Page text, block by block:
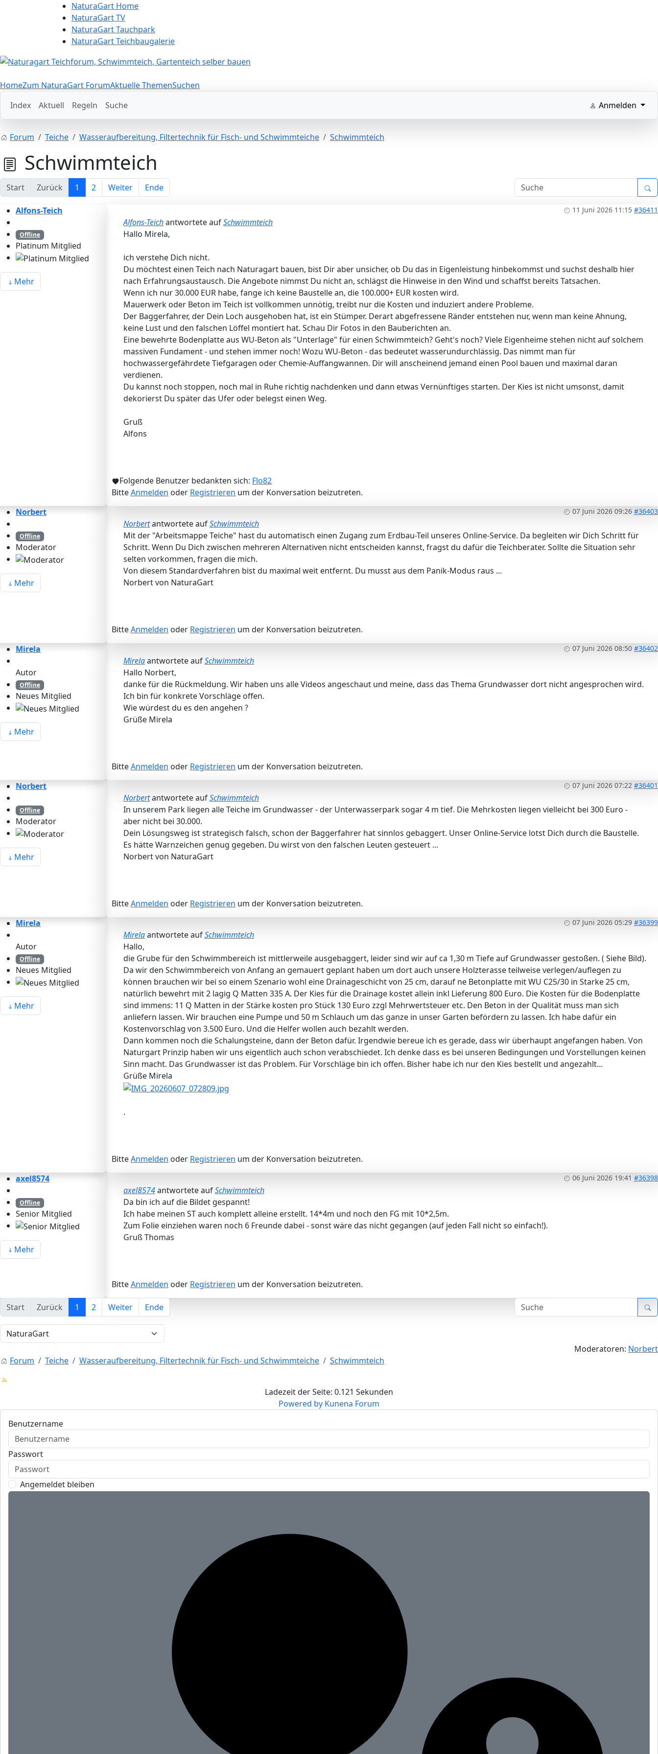
NaturaGart Home
NaturaGart TV
NaturaGart Tauchpark
NaturaGart Teichbaugalerie
HomeZum NaturaGart ForumAktuelle ThemenSuchen
Index
Aktuell Regeln Suche Anmelden
Forum Teiche Wasseraufbereitung, Filtertechnik für Fisch- und Schwimmteiche Schwimmteich
Schwimmteich
Start Zurück 1 2 Weiter Ende
Alfons-Teich
Offline
Platinum Mitglied
Mehr
11 Juni 2026 11:15 #36411
Alfons-Teichantwortete aufSchwimmteich
Hallo Mirela,
ich verstehe Dich nicht.
Du möchtest einen Teich nach Naturagart bauen, bist Dir aber unsicher, ob Du das in Eigenleistung hinbekommst und suchst deshalb hier
nach Erfahrungsaustausch. Die Angebote nimmst Du nicht an, schlägst die Hinweise in den Wind und schaffst bereits Tatsachen.
Wenn ich nur 30.000 EUR habe, fange ich keine Baustelle an, die 100.000+ EUR kosten wird.
Mauerwerk oder Beton im Teich ist vollkommen unnötig, treibt nur die Kosten und induziert andere Probleme.
Der Baggerfahrer, der Dein Loch ausgehoben hat, ist ein Stümper. Derart abgefressene Ränder entstehen nur, wenn man keine Ahnung,
keine Lust und den falschen Löffel montiert hat. Schau Dir Fotos in den Bauberichten an.
Eine bewehrte Bodenplatte aus WU-Beton als "Unterlage" für einen Schwimmteich? Geht's noch? Viele Eigenheime stehen nicht auf solchem
massiven Fundament - und stehen immer noch! Wozu WU-Beton - das bedeutet wasserundurchlässig. Das nimmt man für
hochwassergefährdete Tiefgaragen oder Chemie-Auffangwannen. Dir will anscheinend jemand einen Pool bauen und maximal daran
verdienen.
Du kannst noch stoppen, noch mal in Ruhe richtig nachdenken und dann etwas Vernünftiges starten. Der Kies ist nicht umsonst, damit
dekorierst Du später das Ufer oder belegst einen Weg.
Gruß
Alfons
Folgende Benutzer bedankten sich: Flo82
BitteAnmelden oder Registrieren um der Konversation beizutreten.
Norbert
Offline
Moderator
Mehr
07 Juni 2026 09:26 #36403
Norbertantwortete aufSchwimmteich
Mit der "Arbeitsmappe Teiche" hast du automatisch einen Zugang zum Erdbau-Teil unseres Online-Service. Da begleiten wir Dich Schritt für
Schritt. Wenn Du Dich zwischen mehreren Alternativen nicht entscheiden kannst, fragst du dafür die Teichberater. Sollte die Situation sehr
selten vorkommen, fragen die mich.
Von diesem Standardverfahren bist du maximal weit entfernt. Du musst aus dem Panik-Modus raus ...
Norbert von NaturaGart
BitteAnmelden oder Registrieren um der Konversation beizutreten.
Mirela
Autor
Offline
Neues Mitglied
Mehr
07 Juni 2026 08:50 #36402
Mirelaantwortete aufSchwimmteich
Hallo Norbert,
danke für die Rückmeldung. Wir haben uns alle Videos angeschaut und meine, dass das Thema Grundwasser dort nicht angesprochen wird.
Ich bin für konkrete Vorschläge offen.
Wie würdest du es den angehen ?
Grüße Mirela
BitteAnmelden oder Registrieren um der Konversation beizutreten.
Norbert
Offline
Moderator
Mehr
07 Juni 2026 07:22 #36401
Norbertantwortete aufSchwimmteich
In unserem Park liegen alle Teiche im Grundwasser - der Unterwasserpark sogar 4 m tief. Die Mehrkosten liegen vielleicht bei 300 Euro -
aber nicht bei 30.000.
Dein Lösungsweg ist strategisch falsch, schon der Baggerfahrer hat sinnlos gebaggert. Unser Online-Service lotst Dich durch die Baustelle.
Es hätte Warnzeichen genug gegeben. Du wirst von den falschen Leuten gesteuert ...
Norbert von NaturaGart
BitteAnmelden oder Registrieren um der Konversation beizutreten.
Mirela
Autor
Offline
Neues Mitglied
Mehr
07 Juni 2026 05:29 #36399
Mirelaantwortete aufSchwimmteich
Hallo,
die Grube für den Schwimmbereich ist mittlerweile ausgebaggert, leider sind wir auf ca 1,30 m Tiefe auf Grundwasser gestoßen. ( Siehe Bild).
Da wir den Schwimmbereich von Anfang an gemauert geplant haben um dort auch unsere Holzterasse teilweise verlegen/auflegen zu
können brauchen wir bei so einem Szenario wohl eine Drainageschicht von 25 cm, darauf ne Betonplatte mit WU C25/30 in Starke 25 cm,
natürlich bewehrt mit 2 lagig Q Matten 335 A. Der Kies für die Drainage kostet allein inkl Lieferung 800 Euro. Die Kosten für die Bodenplatte
sind immens: 11 Q Matten in der Stärke kosten pro Stück 130 Euro zzgl Mehrwertsteuer etc. Den Beton in der Qualität muss man sich
anliefern lassen. Wir brauchen eine Pumpe und 50 m Schlauch um das ganze in unser Garten befördern zu lassen. Ich habe dafür ein
Kostenvorschlag von 3.500 Euro. Und die Helfer wollen auch bezahlt werden.
Dann kommen noch die Schalungsteine, dann der Beton dafür. Irgendwie bereue ich es gerade, dass wir überhaupt angefangen haben. Von
Naturgart Prinzip haben wir uns eigentlich auch schon verabschiedet. Ich denke dass es bei unseren Bedingungen und Vorstellungen keinen
Sinn macht. Das Grundwasser ist das Problem. Für Vorschläge bin ich offen. Bisher habe ich nur den Kies bestellt und angezahlt...
Grüße Mirela
.
BitteAnmelden oder Registrieren um der Konversation beizutreten.
axel8574
Offline
Senior Mitglied
Mehr
06 Juni 2026 19:41 #36398
axel8574antwortete aufSchwimmteich
Da bin ich auf die Bildet gespannt!
Ich habe meinen ST auch komplett alleine erstellt. 14*4m und noch den FG mit 10*2,5m.
Zum Folie einziehen waren noch 6 Freunde dabei - sonst wäre das nicht gegangen (auf jeden Fall nicht so einfach!).
Gruß Thomas
BitteAnmelden oder Registrieren um der Konversation beizutreten.
Start Zurück 1 2 Weiter Ende
Moderatoren: Norbert
Forum
Teiche Wasseraufbereitung, Filtertechnik für Fisch- und Schwimmteiche Schwimmteich
Ladezeit der Seite: 0.121 Sekunden
Powered by Kunena Forum
Benutzername
Passwort
Angemeldet bleiben